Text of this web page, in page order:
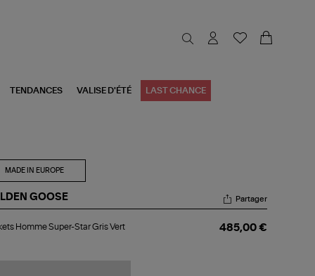
TENDANCES VALISE D'ÉTÉ LAST CHANCE
MADE IN EUROPE
GOOSE Partager
Homme Super-Star Gris Vert 485,00 €